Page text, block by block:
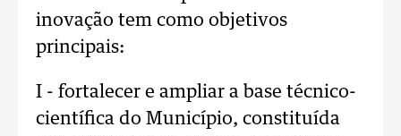
inovação tem como objetivos
principais:
I - fortalecer e ampliar a base técnico-
científica do Município, constituída